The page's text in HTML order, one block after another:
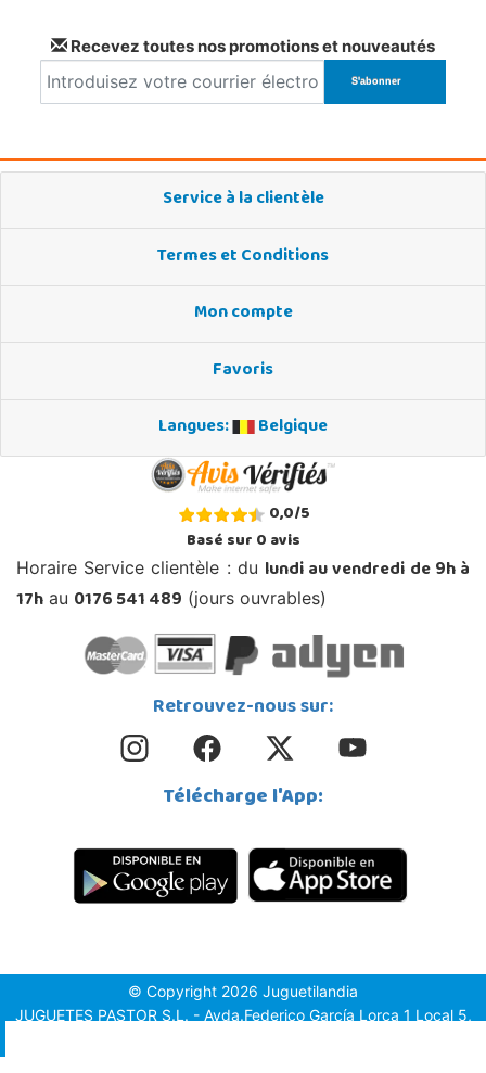
Recevez toutes nos promotions et nouveautés
Service à la clientèle
Termes et Conditions
Mon compte
Favoris
Langues:
Belgique
0,0/5
Basé sur0avis
Horaire Service clientèle : du lundi au vendredi de 9h à
17h au 0176 541 489 (jours ouvrables)
Retrouvez-nous sur:
Télécharge l'App:
© Copyright 2026 Juguetilandia
JUGUETES PASTOR S.L. - Avda.Federico García Lorca 1 Local 5,